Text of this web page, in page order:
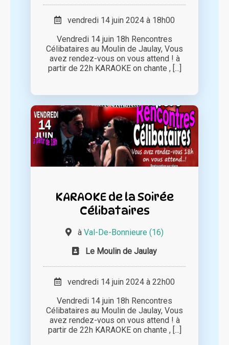
vendredi 14 juin 2024 à 18h00
Vendredi 14 juin 18h Rencontres
Célibataires au Moulin de Jaulay, Vous
avez rendez-vous on vous attend ! à
partir de 22h KARAOKE on chante , [...]
KARAOKE de la Soirée
Célibataires
à Val-De-Bonnieure (16)
Le Moulin de Jaulay
vendredi 14 juin 2024 à 22h00
Vendredi 14 juin 18h Rencontres
Célibataires au Moulin de Jaulay, Vous
avez rendez-vous on vous attend ! à
partir de 22h KARAOKE on chante , [...]